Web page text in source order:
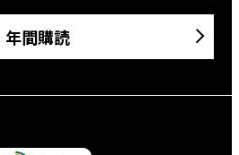
年間購読